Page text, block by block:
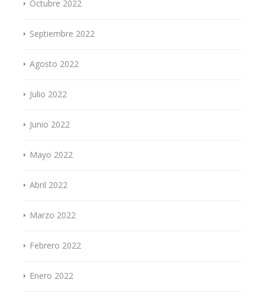
Octubre 2022
Septiembre 2022
Agosto 2022
Julio 2022
Junio 2022
Mayo 2022
Abril 2022
Marzo 2022
Febrero 2022
Enero 2022